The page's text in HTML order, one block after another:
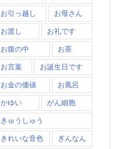
お引っ越し お母さん
お渡し お礼です
お腹の中 お茶
お言葉 お誕生日です
お金の価値 お風呂
かゆい がん細胞
きゅうしゅう
きれいな音色 ぎんなん